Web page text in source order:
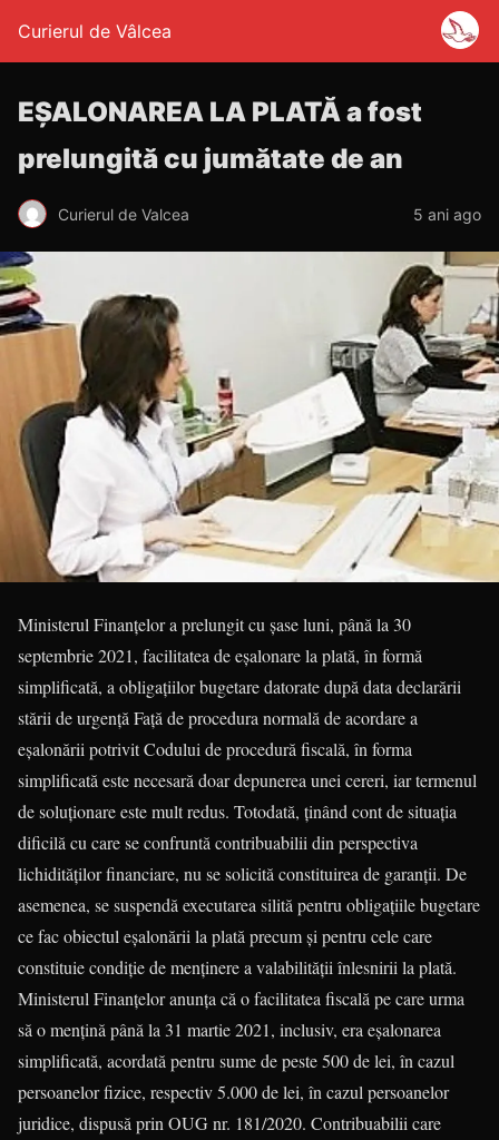
Curierul de Vâlcea
EȘALONAREA LA PLATĂ a fost
prelungită cu jumătate de an
Curierul de Valcea 5 ani ago
Ministerul Finanțelor a prelungit cu șase luni, până la 30
septembrie 2021, facilitatea de eșalonare la plată, în formă
simplificată, a obligațiilor bugetare datorate după data declarării
stării de urgență Față de procedura normală de acordare a
eșalonării potrivit Codului de procedură fiscală, în forma
simplificată este necesară doar depunerea unei cereri, iar termenul
de soluționare este mult redus. Totodată, ținând cont de situația
dificilă cu care se confruntă contribuabilii din perspectiva
lichidităților financiare, nu se solicită constituirea de garanții. De
asemenea, se suspendă executarea silită pentru obligațiile bugetare
ce fac obiectul eșalonării la plată precum și pentru cele care
constituie condiție de menținere a valabilității înlesnirii la plată.
Ministerul Finanțelor anunța că o facilitatea fiscală pe care urma
să o mențină până la 31 martie 2021, inclusiv, era eșalonarea
simplificată, acordată pentru sume de peste 500 de lei, în cazul
persoanelor fizice, respectiv 5.000 de lei, în cazul persoanelor
juridice, dispusă prin OUG nr. 181/2020. Contribuabilii care